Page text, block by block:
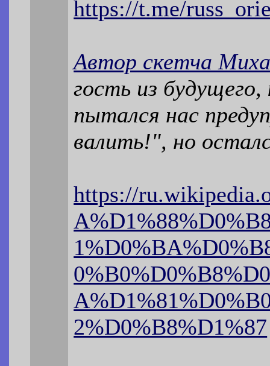
https://t.me/
Автор скетча
гость из
пытался нас
валить!", но
https://
2%D0%B8%D1%87